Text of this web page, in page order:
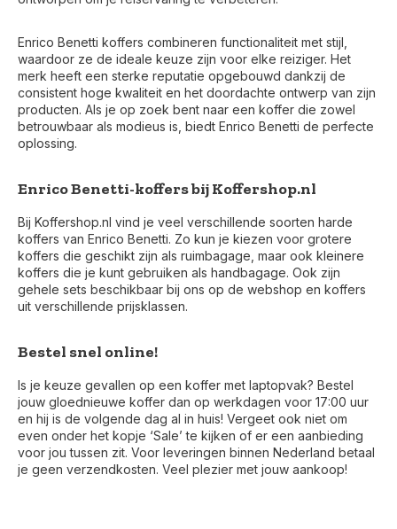
Enrico Benetti koffers combineren functionaliteit met stijl,
waardoor ze de ideale keuze zijn voor elke reiziger. Het
merk heeft een sterke reputatie opgebouwd dankzij de
consistent hoge kwaliteit en het doordachte ontwerp van zijn
producten. Als je op zoek bent naar een koffer die zowel
betrouwbaar als modieus is, biedt Enrico Benetti de perfecte
oplossing.
Enrico Benetti-koffers bij Koffershop.nl
Bij Koffershop.nl vind je veel verschillende soorten harde
koffers van Enrico Benetti. Zo kun je kiezen voor grotere
koffers die geschikt zijn als ruimbagage, maar ook kleinere
koffers die je kunt gebruiken als handbagage. Ook zijn
gehele sets beschikbaar bij ons op de webshop en koffers
uit verschillende prijsklassen.
Bestel snel online!
Is je keuze gevallen op een koffer met laptopvak? Bestel
jouw gloednieuwe koffer dan op werkdagen voor 17:00 uur
en hij is de volgende dag al in huis! Vergeet ook niet om
even onder het kopje ‘Sale’ te kijken of er een aanbieding
voor jou tussen zit. Voor leveringen binnen Nederland betaal
je geen verzendkosten. Veel plezier met jouw aankoop!